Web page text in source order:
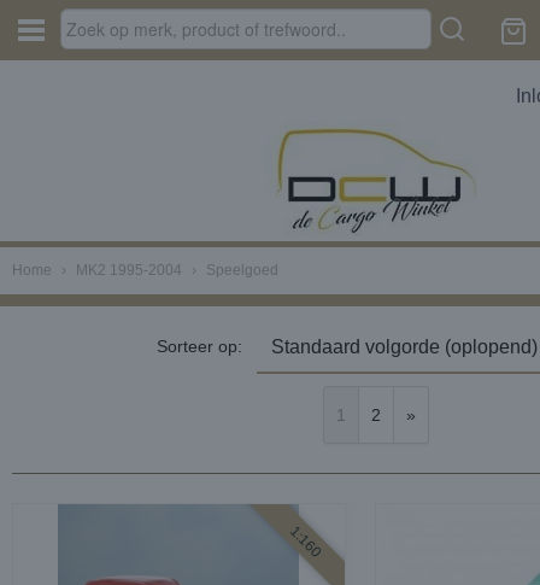
Home › MK2 1995-2004 › Speelgoed
Sorteer op:
1 2 »
1:160